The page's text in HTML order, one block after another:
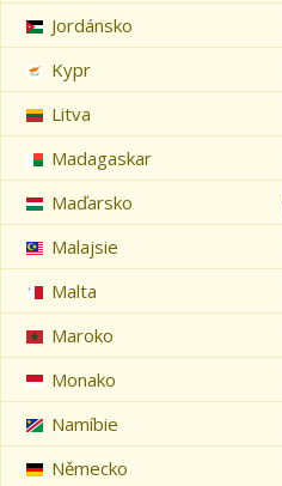
Jordánsko
Kypr
Litva
Madagaskar
Maďarsko
Malajsie
Malta
Maroko
Monako
Namíbie
Německo